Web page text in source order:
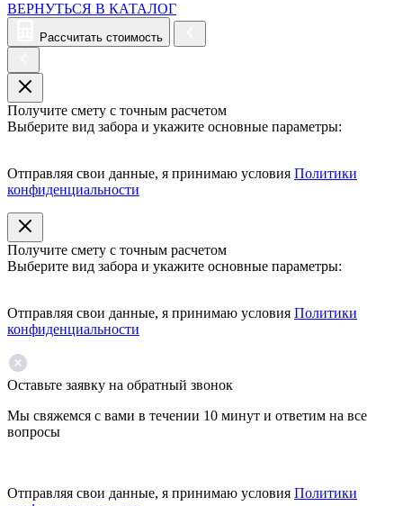
ВЕРНУТЬСЯ В КАТАЛОГ
Рассчитать стоимость
Получите смету с точным расчетом
Выберите вид забора и укажите основные параметры:
Отправляя свои данные, я принимаю условия Политики
конфиденциальности
Получите смету с точным расчетом
Выберите вид забора и укажите основные параметры:
Отправляя свои данные, я принимаю условия Политики
конфиденциальности
Оставьте заявку на обратный звонок
Мы свяжемся с вами в течении 10 минут и ответим на все
вопросы
Отправляя свои данные, я принимаю условия Политики